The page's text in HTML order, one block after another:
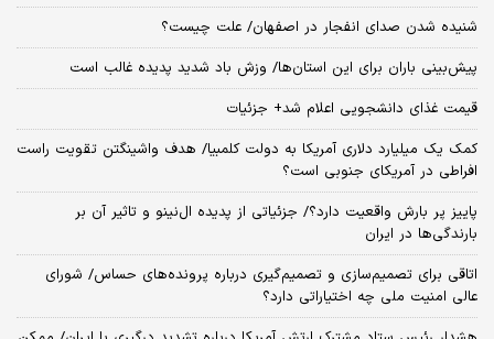
شنیده شدن صدای انفجار در اصفهان/ علت چیست؟
پیش‌بینی باران برای این استان‌ها/ وزش باد شدید پدیده غالب است
قیمت غذای دانشجویی اعلام شد+ جزئیات
کمک یک میلیارد دلاری آمریکا به دولت کلمبیا/ هدف واشینگتن تقویت راست
افراطی در آمریکای جنوبی است؟
پاییز پر بارش واقعیت دارد؟/ جزئیاتی از پدیده ال‌نینو و تاثیر آن بر
بارندگی‌ها در ایران
اتاقی برای تصمیم‌سازی و تصمیم‌گیری درباره پرونده‌های حساس/ شورای
عالی امنیت ملی چه اختیاراتی دارد؟